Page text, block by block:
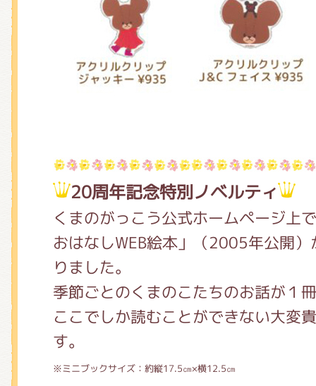
20周年記念特別ノベルティ
くまのがっこう公式ホームページ上
おはなしWEB絵本」（2005年公開
りました。
季節ごとのくまのこたちのお話が１
ここでしか読むことができない大変
す。
※ミニブックサイズ：約縦17.5㎝×横12.5㎝